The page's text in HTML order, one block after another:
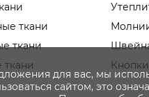
ткани
ткани
ткани
для вас, мы
сайтом, это